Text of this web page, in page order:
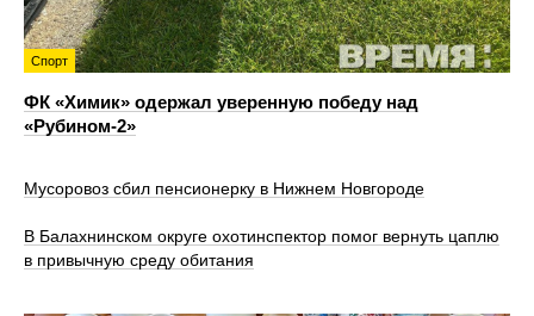
Спорт
ФК «Химик» одержал уверенную победу над
«Рубином‑2»
Мусоровоз сбил пенсионерку в Нижнем Новгороде
В Балахнинском округе охотинспектор помог вернуть цаплю
в привычную среду обитания